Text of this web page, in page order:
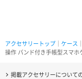
アクセサリートップ ケース
操作 バンド付き手帳型スマホ
掲載アクセサリーについて